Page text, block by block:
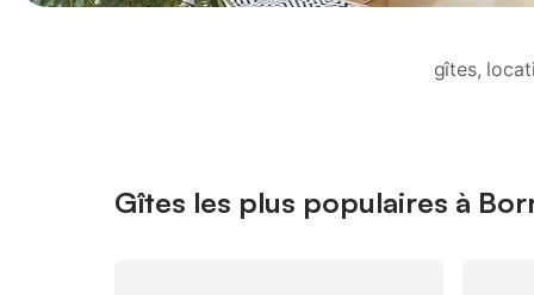
gîtes,
Gîtes les plus populaires à